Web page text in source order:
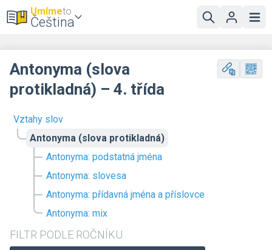
Umímeto
Čeština
Vztahy slov
Antonyma (slova protikladná)
Antonyma: podstatná jména
Antonyma: slovesa
Antonyma: přídavná jména a příslovce
Antonyma: mix
FILTR PODLE ROČNÍKU
Antonyma (slova
protikladná) – 4. třída